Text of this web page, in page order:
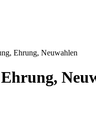
Ehrung, Neuwahlen